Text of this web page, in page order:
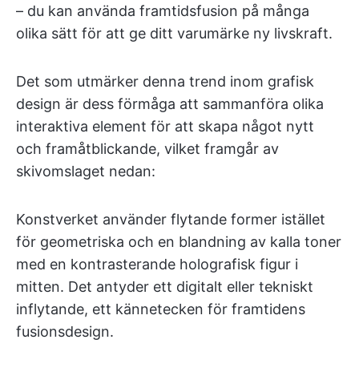
– du kan använda framtidsfusion på många
olika sätt för att ge ditt varumärke ny livskraft.
Det som utmärker denna trend inom grafisk
design är dess förmåga att sammanföra olika
interaktiva element för att skapa något nytt
och framåtblickande, vilket framgår av
skivomslaget nedan:
Konstverket använder flytande former istället
för geometriska och en blandning av kalla toner
med en kontrasterande holografisk figur i
mitten. Det antyder ett digitalt eller tekniskt
inflytande, ett kännetecken för framtidens
fusionsdesign.